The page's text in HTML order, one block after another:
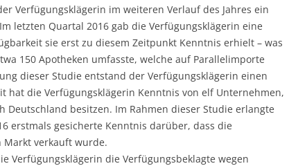
Verfügungsklägerin im weiteren Verlauf des Jahres ein
letzten Quartal 2016 gab die Verfügungsklägerin eine
sie erst zu diesem Zeitpunkt Kenntnis erhielt – was
150 Apotheken umfasste, welche auf Parallelimporte
dieser Studie entstand der Verfügungsklägerin einen
hat die Verfügungsklägerin Kenntnis von elf Unternehmen,
Deutschland besitzen. Im Rahmen dieser Studie erlangte
erstmals gesicherte Kenntnis darüber, dass die
verkauft wurde.
Verfügungsklägerin die Verfügungsbeklagte wegen